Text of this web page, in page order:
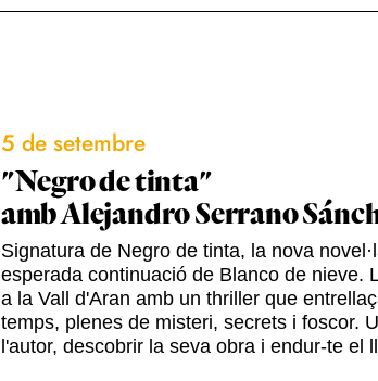
5 de setembre
"Negro de tinta"
amb Alejandro Serrano
Signatura de Negro de tinta, la nova
esperada continuació de Blanco de nieve.
a la Vall d'Aran amb un thriller que
temps, plenes de misteri, secrets i foscor.
l'autor, descobrir la seva obra i endur-te el